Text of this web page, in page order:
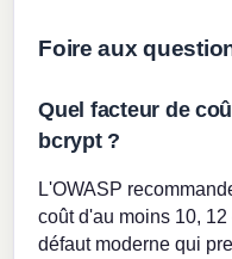
Foire aux
Quel facteur de
bcrypt ?
L'OWASP
coût d'au moins 10,
défaut moderne qui